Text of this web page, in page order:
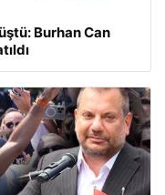
Burhan Can